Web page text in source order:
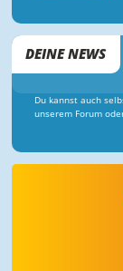
DEINE NEWS
Du kannst auch
unserem Forum